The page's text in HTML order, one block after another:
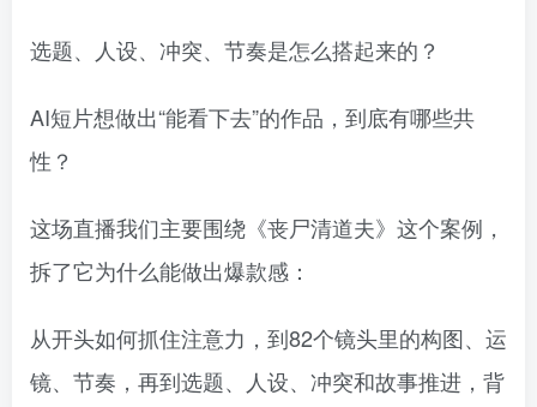
选题、人设、冲突、节奏是怎么搭起来的？
AI短片想做出“能看下去”的作品，到底有哪些共
性？
这场直播我们主要围绕《丧尸清道夫》这个案例，
拆了它为什么能做出爆款感：
从开头如何抓住注意力，到82个镜头里的构图、运
镜、节奏，再到选题、人设、冲突和故事推进，背